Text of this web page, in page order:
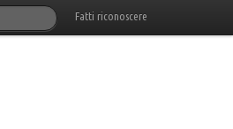
Fatti riconoscere